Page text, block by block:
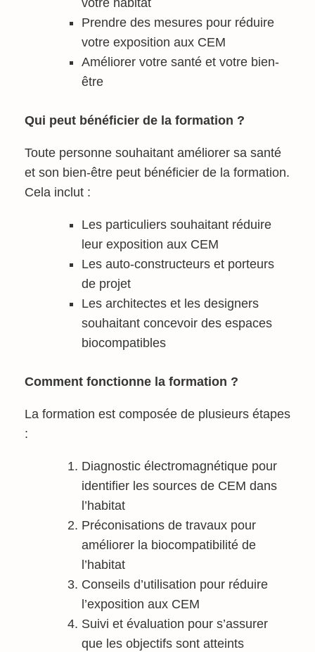
votre habitat
Prendre des mesures pour réduire
votre exposition aux CEM
Améliorer votre santé et votre bien-
être
Qui peut bénéficier de la formation ?
Toute personne souhaitant améliorer sa santé
et son bien-être peut bénéficier de la formation.
Cela inclut :
Les particuliers souhaitant réduire
leur exposition aux CEM
Les auto-constructeurs et porteurs
de projet
Les architectes et les designers
souhaitant concevoir des espaces
biocompatibles
Comment fonctionne la formation ?
La formation est composée de plusieurs étapes
:
Diagnostic électromagnétique pour
identifier les sources de CEM dans
l’habitat
Préconisations de travaux pour
améliorer la biocompatibilité de
l’habitat
Conseils d’utilisation pour réduire
l’exposition aux CEM
Suivi et évaluation pour s’assurer
que les objectifs sont atteints